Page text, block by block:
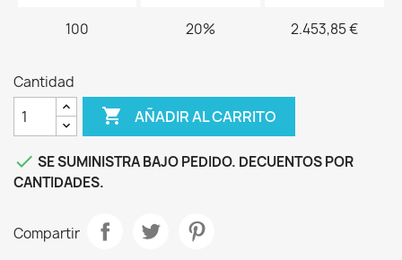
100 20% 2.453,85 €
Cantidad
 AÑADIR AL CARRITO
 SE SUMINISTRA BAJO PEDIDO. DECUENTOS POR
CANTIDADES.
Compartir